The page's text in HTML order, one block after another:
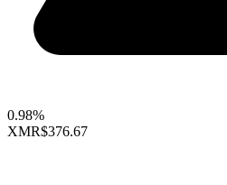
0.98%
XMR$376.67